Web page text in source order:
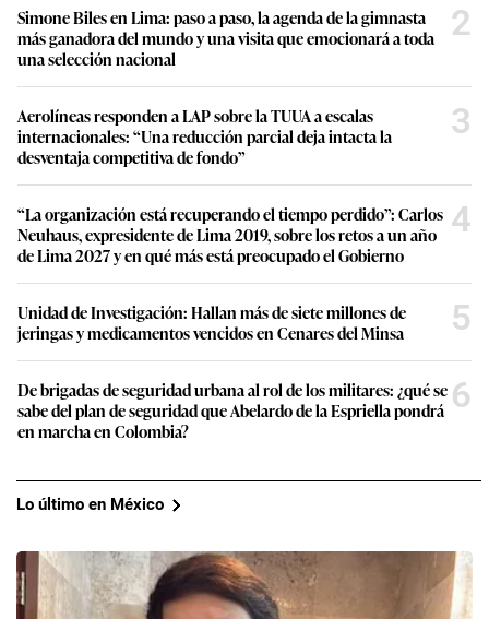
Simone Biles en Lima: paso a paso, la agenda de la gimnasta
más ganadora del mundo y una visita que emocionará a toda
una selección nacional
2
Aerolíneas responden a LAP sobre la TUUA a escalas
internacionales: “Una reducción parcial deja intacta la
desventaja competitiva de fondo”
3
“La organización está recuperando el tiempo perdido”: Carlos
Neuhaus, expresidente de Lima 2019, sobre los retos a un año
de Lima 2027 y en qué más está preocupado el Gobierno
4
Unidad de Investigación: Hallan más de siete millones de
jeringas y medicamentos vencidos en Cenares del Minsa
5
De brigadas de seguridad urbana al rol de los militares: ¿qué se
sabe del plan de seguridad que Abelardo de la Espriella pondrá
en marcha en Colombia?
6
Lo último en México